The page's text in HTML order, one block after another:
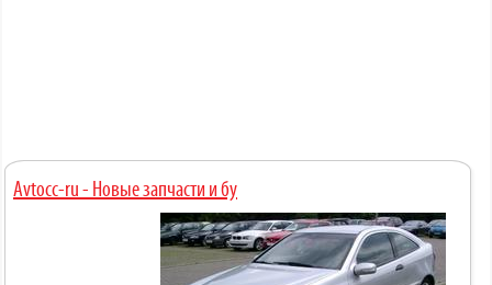
Avtocc-ru - Новые запчасти и бу